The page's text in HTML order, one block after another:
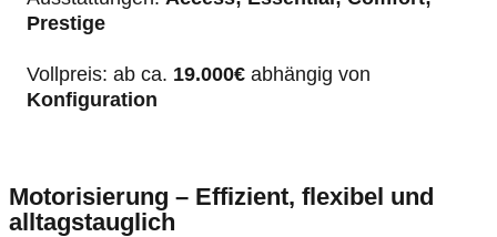
Prestige
Vollpreis: ab ca. 19.000€ abhängig von
Konfiguration
Motorisierung – Effizient, flexibel und
alltagstauglich